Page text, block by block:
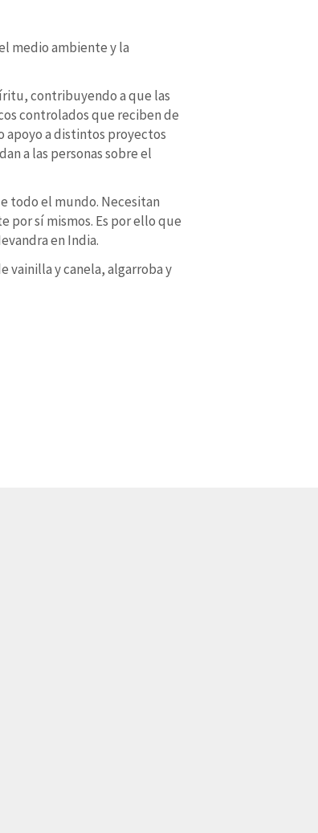
medio ambiente y la
contribuyendo a que las
controlados que reciben de
apoyo a distintos proyectos
a las personas sobre el
todo el mundo. Necesitan
por sí mismos. Es por ello que
en India.
vainilla y canela, algarroba y